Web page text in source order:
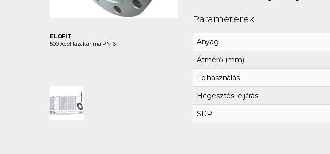
ELOFIT
500 Acél lazakarima PN16
Paraméterek
Anyag
Átmérő (mm)
Felhasználás
Hegesztési eljárás
SDR